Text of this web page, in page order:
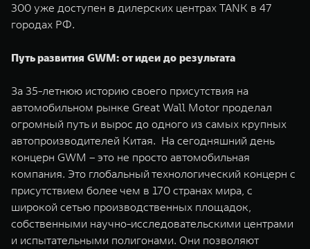
300 уже доступен в дилерских центрах TANK в 47
городах РФ.
Путь развития GWM: от идеи до результата
За 35-летнюю историю своего присутствия на
автомобильном рынке Great Wall Motor проделал
огромный путь и вырос до одного из самых крупных
автопроизводителей Китая. На сегодняшний день
концерн GWM – это не просто автомобильная
компания. Это глобальный технологический концерн с
присутствием более чем в 170 странах мира, с
широкой сетью производственных площадок,
собственными научно-исследовательскими центрами
и испытательными полигонами. Они позволяют